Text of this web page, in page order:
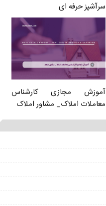
سرآشپز حرفه ای
آموزش مجازی کارشناس
معاملات املاک_ مشاور املاک